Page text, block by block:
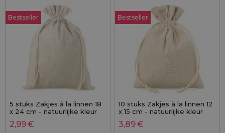
Bestseller
5 stuks Zakjes à la linnen 18
x 24 cm - natuurlijke kleur
2,99€
Bestseller
10 stuks Zakjes à la linnen 12
x 15 cm - natuurlijke kleur
3,89€